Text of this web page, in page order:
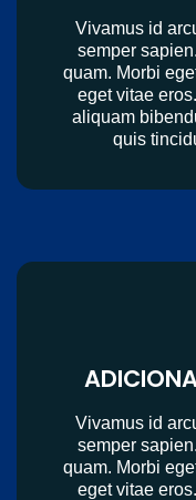
Vivamus id
semper
quam. Morbi
eget vitae
aliquam
quis
Vivamus id
semper
quam. Morbi
eget vitae